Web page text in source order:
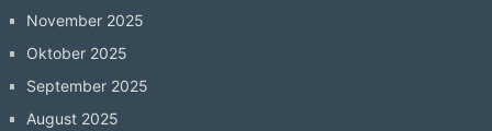
November 2025
Oktober 2025
September 2025
August 2025